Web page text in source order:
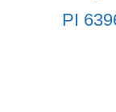
Beitrag:
PI